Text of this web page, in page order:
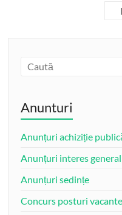
Anunturi
Anunțuri achiziție
Anunțuri interes general
Anunțuri sedințe
Concurs posturi vacante